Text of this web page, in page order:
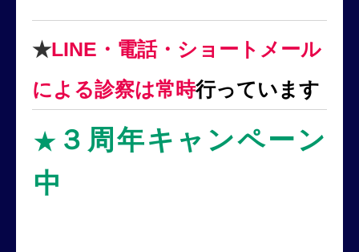
★LINE・電話・ショートメール
による診察は常時行っています
★ ３周年キャンペーン
中